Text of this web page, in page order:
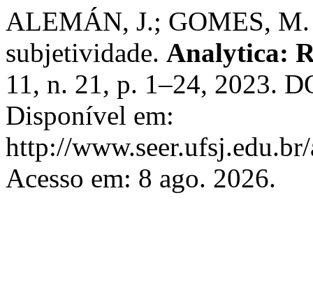
ALEMÁN, J.; GOMES, M.
subjetividade. Analytica:
11, n. 21, p. 1–24, 2023.
Disponível em:
http://
Acesso em: 8 ago. 2026.